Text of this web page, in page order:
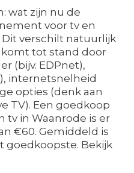
wat zijn nu de
voor tv en
verschilt natuurlijk
tot stand door
(bijv. EDPnet),
internetsnelheid
opties (denk aan
TV). Een goedkoop
tv in Waanrode is er
€60. Gemiddeld is
goedkoopste. Bekijk